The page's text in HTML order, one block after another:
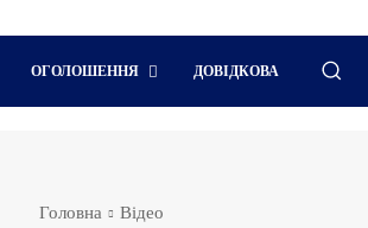
ОГОЛОШЕННЯ ДОВІДКОВА
Головна Відео